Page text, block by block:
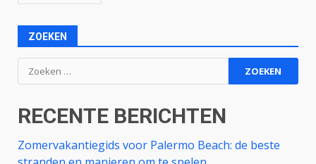
ZOEKEN
Zoeken
naar:
RECENTE BERICHTEN
Zomervakantiegids voor Palermo Beach: de beste